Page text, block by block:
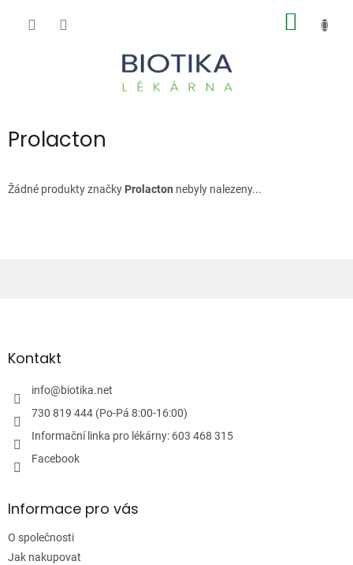
Prolacton
Žádné produkty značky Prolacton nebyly nalezeny...
aKontakt
info@biotika.net
730 819 444 (Po-Pá 8:00-16:00)
Informační linka pro lékárny: 603 468 315
Facebook
Informace pro vás
O společnosti
Jak nakupovat